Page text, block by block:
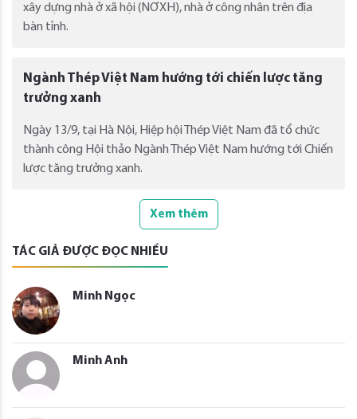
xây dựng nhà ở xã hội (NƠXH), nhà ở công nhân trên địa
bàn tỉnh.
Ngành Thép Việt Nam hướng tới chiến lược tăng
trưởng xanh
Ngày 13/9, tại Hà Nội, Hiệp hội Thép Việt Nam đã tổ chức
thành công Hội thảo Ngành Thép Việt Nam hướng tới Chiến
lược tăng trưởng xanh.
Xem thêm
TÁC GIẢ ĐƯỢC ĐỌC NHIỀU
Minh Ngọc
Minh Anh